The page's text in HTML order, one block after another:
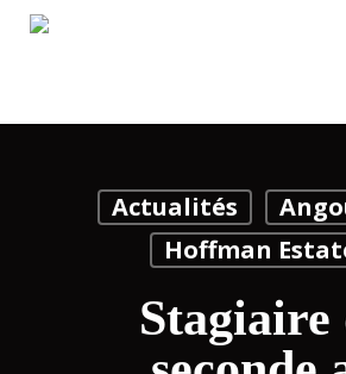
Skip
Actualités
Hoffman
Stagiaire